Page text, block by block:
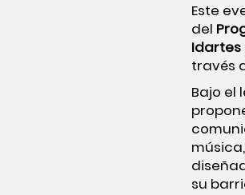
Este
del
Idartes
través
Bajo el
su